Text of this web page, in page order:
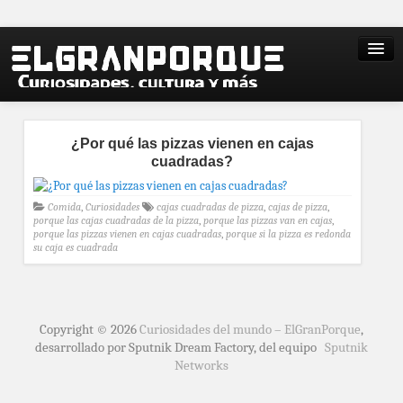
¿Por qué las pizzas vienen en cajas
cuadradas?
Comida, Curiosidades cajas cuadradas de pizza, cajas de pizza,
porque las cajas cuadradas de la pizza, porque las pizzas van en cajas,
porque las pizzas vienen en cajas cuadradas, porque si la pizza es redonda
su caja es cuadrada
Copyright © 2026Curiosidades del mundo – ElGranPorque,
desarrollado por Sputnik Dream Factory, del equipo Sputnik
Networks